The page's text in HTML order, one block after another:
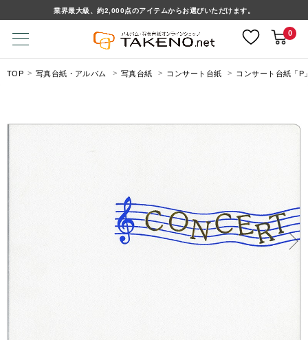
業界最大級、約2,000点のアイテムからお選びいただけます。
0
TOP 写真台紙・アルバム 写真台紙 コンサート台紙 コンサート台紙「P